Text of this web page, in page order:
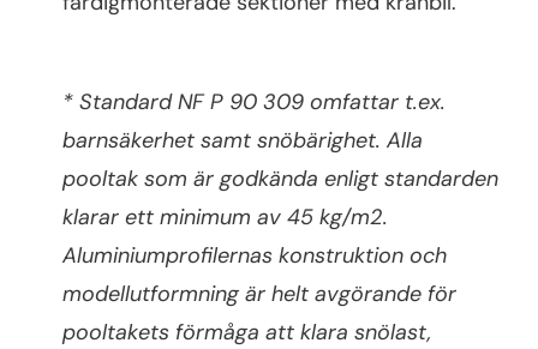
* Standard NF P 90 309 omfattar t.ex.
barnsäkerhet samt snöbärighet. Alla
pooltak som är godkända enligt standarden
klarar ett minimum av 45 kg/m2.
Aluminiumprofilernas konstruktion och
modellutformning är helt avgörande för
pooltakets förmåga att klara snölast,